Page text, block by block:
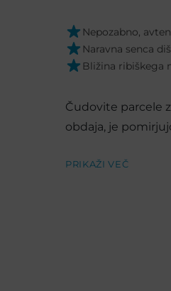
Nepozabno,
Naravna senca
Bližina ribiškega
Čudovite parcele
obdaja, je
PRIKAŽI VEČ